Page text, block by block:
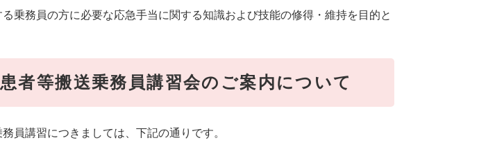
乗務員の方に必要な応急手当に関する知識および技能の修得・維持を目的と
者等搬送乗務員講習会のご案内について
員講習につきましては、下記の通りです。